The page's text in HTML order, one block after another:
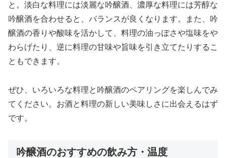
と。淡白な料理には淡麗な吟醸酒、濃厚な料理には芳醇な
吟醸酒を合わせると、バランスが良くなります。また、吟
醸酒の香りや酸味を活かして、料理の油っぽさや塩味をや
わらげたり、逆に料理の甘味や旨味を引き立てたりするこ
ともできます。
ぜひ、いろいろな料理と吟醸酒のペアリングを楽しんでみ
てください。お酒と料理の新しい美味しさに出会えるはず
です。
吟醸酒のおすすめの飲み方・温度